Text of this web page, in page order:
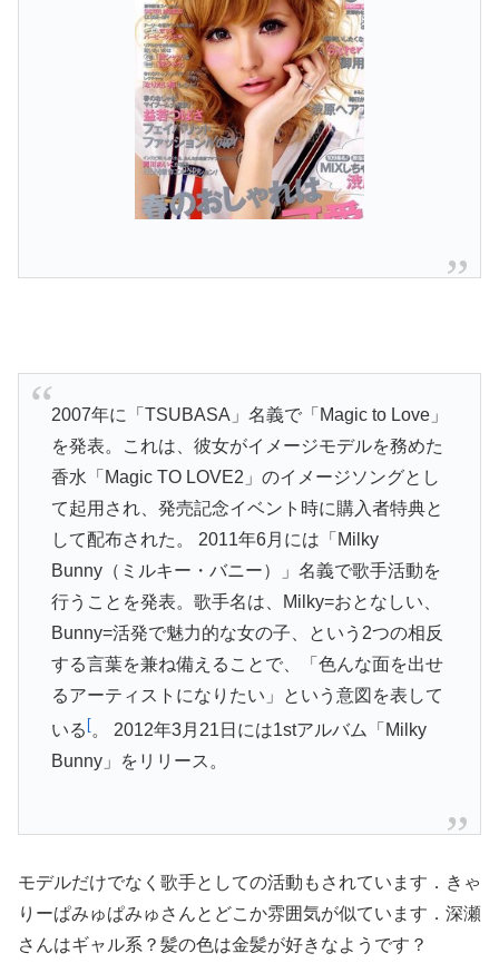
2007年に「TSUBASA」名義で「Magic to Love」
を発表。これは、彼女がイメージモデルを務めた
香水「Magic TO LOVE2」のイメージソングとし
て起用され、発売記念イベント時に購入者特典と
して配布された。 2011年6月には「Milky
Bunny（ミルキー・バニー）」名義で歌手活動を
行うことを発表。歌手名は、Milky=おとなしい、
Bunny=活発で魅力的な女の子、という2つの相反
する言葉を兼ね備えることで、「色んな面を出せ
るアーティストになりたい」という意図を表して
いる [。 2012年3月21日には1stアルバム「Milky
Bunny」をリリース。
モデルだけでなく歌手としての活動もされています．きゃ
りーぱみゅぱみゅさんとどこか雰囲気が似ています．深瀬
さんはギャル系？髪の色は金髪が好きなようです？